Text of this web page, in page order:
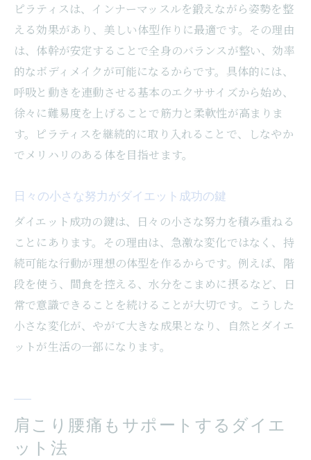
ピラティスは、インナーマッスルを鍛えながら姿勢を整
える効果があり、美しい体型作りに最適です。その理由
は、体幹が安定することで全身のバランスが整い、効率
的なボディメイクが可能になるからです。具体的には、
呼吸と動きを連動させる基本のエクササイズから始め、
徐々に難易度を上げることで筋力と柔軟性が高まりま
す。ピラティスを継続的に取り入れることで、しなやか
でメリハリのある体を目指せます。
日々の小さな努力がダイエット成功の鍵
ダイエット成功の鍵は、日々の小さな努力を積み重ねる
ことにあります。その理由は、急激な変化ではなく、持
続可能な行動が理想の体型を作るからです。例えば、階
段を使う、間食を控える、水分をこまめに摂るなど、日
常で意識できることを続けることが大切です。こうした
小さな変化が、やがて大きな成果となり、自然とダイエ
ットが生活の一部になります。
肩こり腰痛もサポートするダイエ
ット法